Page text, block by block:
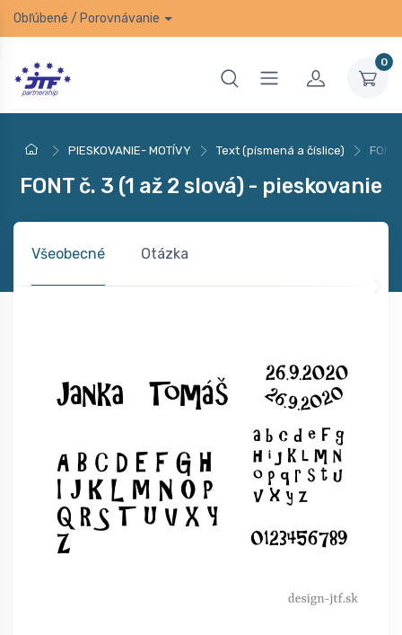
Obľúbené / Porovnávanie
0
PIESKOVANIE- MOTÍVY Text (písmená a číslice)
FONT č. 3 (1 až 2 slová) - pieskovanie
Všeobecné Otázka